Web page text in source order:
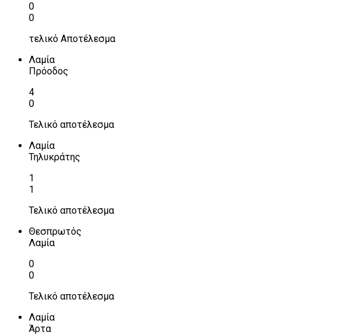
0
0
τελικό Αποτέλεσμα
Λαμία
Πρόοδος
4
0
Τελικό αποτέλεσμα
Λαμία
Τηλυκράτης
1
1
Τελικό αποτέλεσμα
Θεσπρωτός
Λαμία
0
0
Τελικό αποτέλεσμα
Λαμία
Άρτα